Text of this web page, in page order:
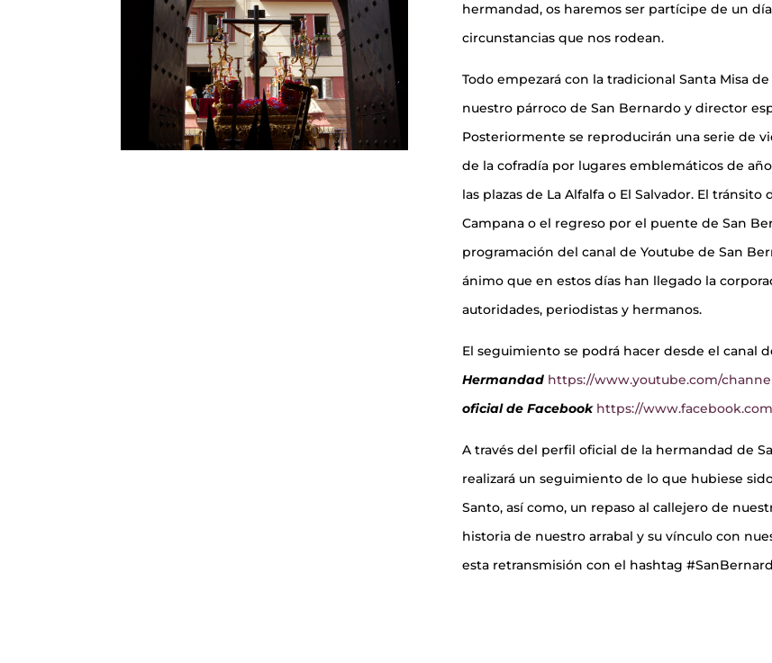
hermandad, os haremos ser partícipe de un
circunstancias que nos rodean.
Todo empezará con la tradicional Santa Misa
nuestro párroco de San Bernardo y director
Posteriormente se reproducirán una serie de
de la cofradía por lugares emblemáticos de
las plazas de La Alfalfa o El Salvador. El
Campana o el regreso por el puente de San
programación del canal de Youtube de San
ánimo que en estos días han llegado la
autoridades, periodistas y hermanos.
El seguimiento se podrá hacer desde el canal
Hermandad https://www.youtube.com/
oficial de Facebook https://
A través del perfil oficial de la hermandad de
realizará un seguimiento de lo que hubiese
Santo, así como, un repaso al callejero de
historia de nuestro arrabal y su vínculo con
esta retransmisión con el hashtag